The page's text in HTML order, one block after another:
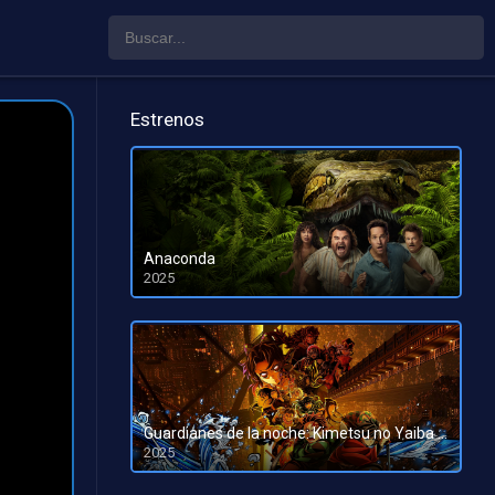
Estrenos
Anaconda
2025
HD 1080pHD 720p
Guardianes de la noche: Kimetsu no Yaiba La fortaleza infinita
2025
HD 1080pHD 720p